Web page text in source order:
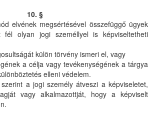
10. §
elvének megsértésével összefüggő ügyek
fél olyan jogi személlyel is képviseltetheti
külön törvény ismeri el, vagy
a célja vagy tevékenységének a tárgya
elleni védelem.
a jogi személy átveszi a képviseletet,
vagy alkalmazottját, hogy a képviselt